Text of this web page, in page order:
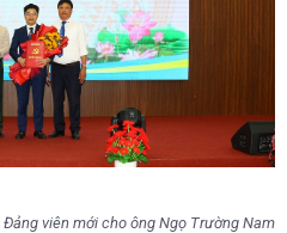
viên mới cho ông Ngọ Trường Nam